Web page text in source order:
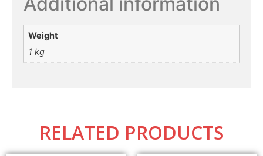
Weight
1 kg
RELATED PRODUCTS